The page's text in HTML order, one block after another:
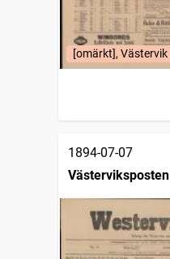
[omärkt], Västervik
1894-07-07
Västerviksposten